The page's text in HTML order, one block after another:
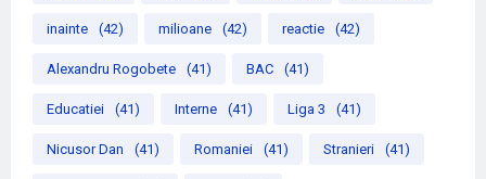
inainte (42) milioane (42) reactie (42)
Alexandru Rogobete (41) BAC (41)
Educatiei (41) Interne (41) Liga 3 (41)
Nicusor Dan (41) Romaniei (41) Stranieri (41)